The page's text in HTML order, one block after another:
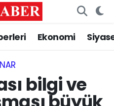
Ekonomi
bilgi ve